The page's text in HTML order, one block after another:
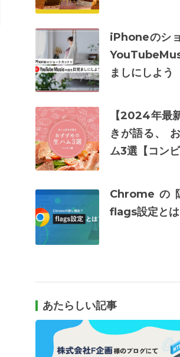
iPhoneのシ
ましにしよう
【2024年最
きが語る、
ム3選【コンビ
Chromeの
flags設定とは
あたらしい記事